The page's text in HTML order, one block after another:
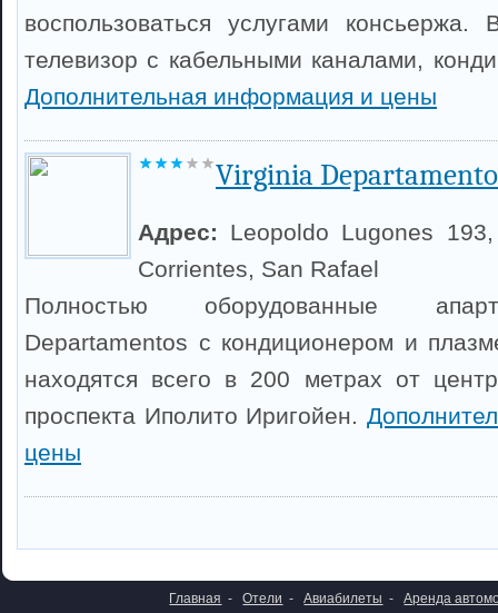
воспользоваться услугами
телевизор с кабельными каналами,
Дополнительная информация и цены
Virginia
Адрес: Leopoldo Lugones
Corrientes, San Rafael
Полностью оборудованные
Departamentos с кондиционером и
находятся всего в 200 метрах от
проспекта Иполито Иригойен.
цены
Главная - Отели - Авиабилеты - Аренда